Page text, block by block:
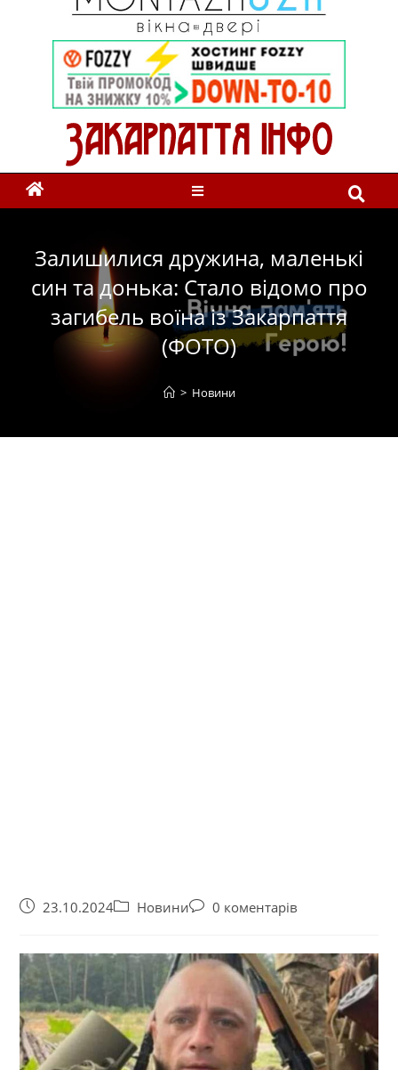
Залишилися дружина, маленькі
син та донька: Стало відомо про
загибель воїна із Закарпаття
(ФОТО)
> Новини
23.10.2024 Новини 0 коментарів